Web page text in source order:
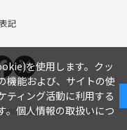
記
INC. Since 2005.9.19
を使用します。クッ
機能および、サイトの使
ティング活動に利用する
。個人情報の取扱いにつ